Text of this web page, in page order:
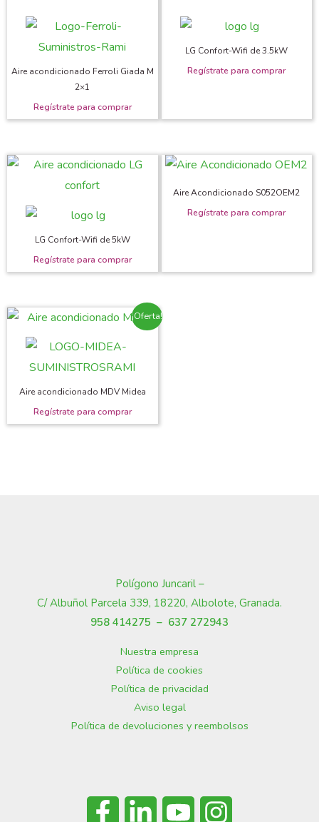
Aire acondicionado Ferroli Giada M
2×1
LG Confort-Wifi de 3.5kW
LG Confort-Wifi de 5kW
Aire Acondicionado S052OEM2
¡Oferta!
Aire acondicionado MDV Midea
Polígono Juncaril –
C/ Albuñol Parcela 339, 18220, Albolote, Granada.
958 414275 – 637 272943
Nuestra empresa
Política de cookies
Política de privacidad
Aviso legal
Política de devoluciones y reembolsos